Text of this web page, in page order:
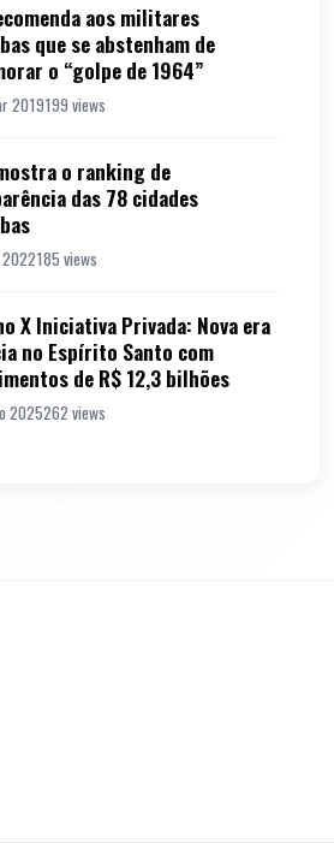
aos militares
que se abstenham de
o “golpe de 1964”
2019199 views
o ranking de
das 78 cidades
185 views
X Iniciativa Privada: Nova era
no Espírito Santo com
de R$ 12,3 bilhões
2025262 views